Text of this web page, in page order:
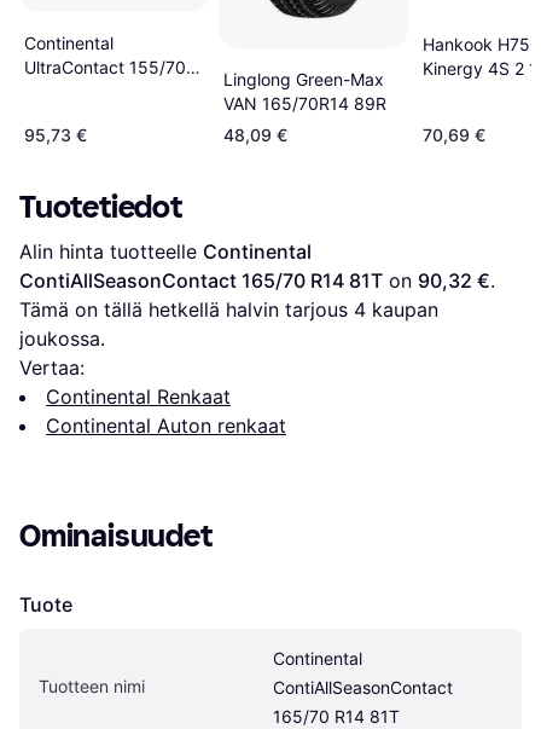
Continental
UltraContact 155/70
95,73 €
Linglong Green-Max
VAN 165/70R14 89R
48,09 €
Hankook H750
Kinergy 4S 2
70,69 €
Tuotetiedot
Alin hinta tuotteelle Continental
ContiAllSeasonContact 165/70 R14 81T on 90,32 €.
Tämä on tällä hetkellä halvin tarjous 4 kaupan
joukossa.
Vertaa:
Continental Renkaat
Continental Auton renkaat
Ominaisuudet
Tuote
Tuotteen nimi
Continental
ContiAllSeasonContact
165/70 R14 81T